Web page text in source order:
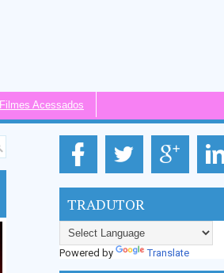
Filmes Acessados
TRADUTOR
Powered by Translate